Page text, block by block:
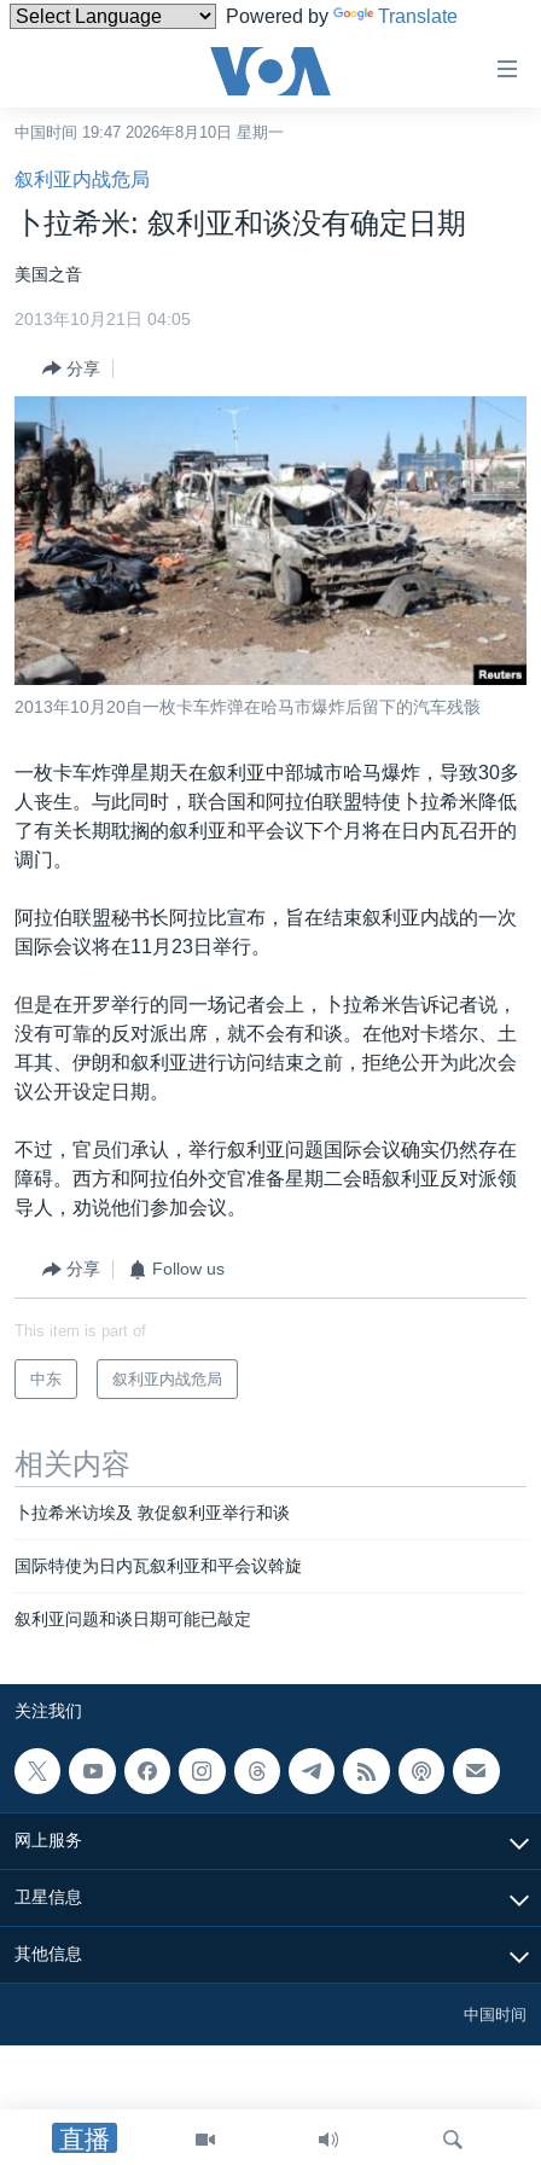
Powered by Translate
碍
链
接
转
内
到
导
航
跳
转
到
检
索
中国
台湾
港澳
国际
最新国际新闻
印太
中东
欧洲
非洲
美洲
全球议题
分类新闻
经济·金融·贸易
人权·法律·宗教
科教·文娱·体健
军事
劳工
环境
美中关系
热点专题
白宫要闻
国会报道
美中关系
美国建国250周年
美国之音专访
重要讲话与声明
台海两岸关系
关注西藏
GEN Z 看美国
VOA视频
VOA今日焦点
中文广播
关注我们
其他语言网站
直播
中国时间 19:47 2026年8月10日 星期一
叙利亚内战危局
卜拉希米: 叙利亚和谈没有确定日期
美国之音
2013年10月21日 04:05
分享
2013年10月20自一枚卡车炸弹在哈马市爆炸后留下的汽车残骸
一枚卡车炸弹星期天在叙利亚中部城市哈马爆炸，导致30多
人丧生。与此同时，联合国和阿拉伯联盟特使卜拉希米降低
了有关长期耽搁的叙利亚和平会议下个月将在日内瓦召开的
调门。
阿拉伯联盟秘书长阿拉比宣布，旨在结束叙利亚内战的一次
国际会议将在11月23日举行。
但是在开罗举行的同一场记者会上，卜拉希米告诉记者说，
没有可靠的反对派出席，就不会有和谈。在他对卡塔尔、土
耳其、伊朗和叙利亚进行访问结束之前，拒绝公开为此次会
议公开设定日期。
不过，官员们承认，举行叙利亚问题国际会议确实仍然存在
障碍。西方和阿拉伯外交官准备星期二会晤叙利亚反对派领
导人，劝说他们参加会议。
分享 Follow us
This item is part of
中东 叙利亚内战危局
相关内容
卜拉希米访埃及 敦促叙利亚举行和谈
国际特使为日内瓦叙利亚和平会议斡旋
叙利亚问题和谈日期可能已敲定
关注我们
网上服务
卫星信息
其他信息
中国时间